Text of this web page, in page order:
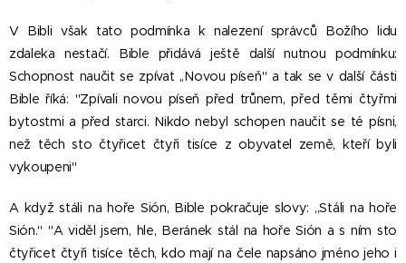
V Bibli však tato podmínka k nalezení správců Božího lidu
zdaleka nestačí. Bible přidává ještě další nutnou podmínku:
Schopnost naučit se zpívat ,,Novou píseň" a tak se v další části
Bible říká: "Zpívali novou píseň před trůnem, před těmi čtyřmi
bytostmi a před starci. Nikdo nebyl schopen naučit se té písni,
než těch sto čtyřicet čtyři tisíce z obyvatel země, kteří byli
vykoupeni"
A když stáli na hoře Sión, Bible pokračuje slovy: ,,Stáli na hoře
Sión." "A viděl jsem, hle, Beránek stál na hoře Sión a s ním sto
čtyřicet čtyři tisíce těch, kdo mají na čele napsáno jméno jeho i